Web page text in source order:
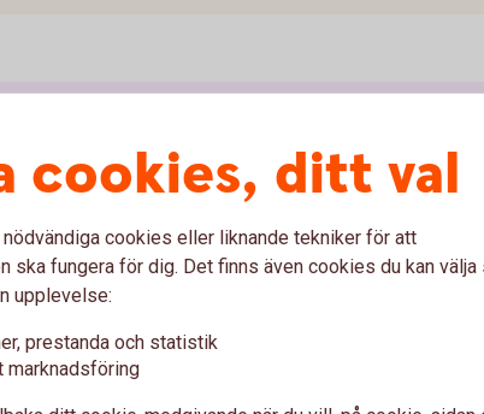
fastigheter?
fastigheter, med låg
såväl er själva som samhället i stort:
låg energiförbrukning är positivt för
som ni hjälper till att öka
för den omställning som
cookies, ditt val
nödvändiga cookies eller liknande tekniker för att
ska fungera för dig. Det finns även cookies du kan välja
upplevelse:
prestanda och statistik
marknadsföring